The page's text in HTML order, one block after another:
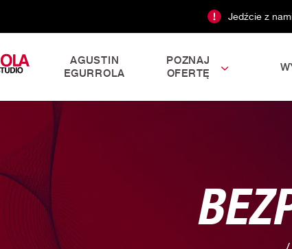
Jedźcie z
AGUSTIN
EGURROLA
POZNAJ
OFERTĘ